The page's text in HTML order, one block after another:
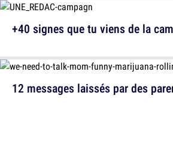
12 messages laissés par des
+40 signes que tu viens de la